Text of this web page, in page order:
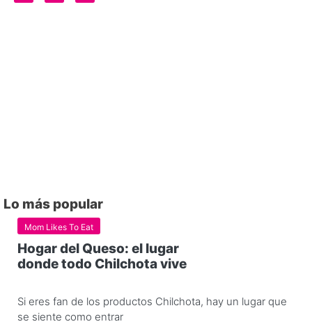
Lo más popular
Mom Likes To Eat
Hogar del Queso: el lugar
donde todo Chilchota vive
Si eres fan de los productos Chilchota, hay un lugar que
se siente como entrar